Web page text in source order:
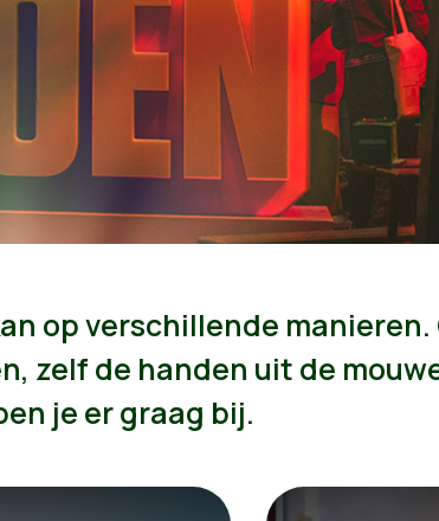
op verschillende
zelf de handen uit de
je er graag bij.